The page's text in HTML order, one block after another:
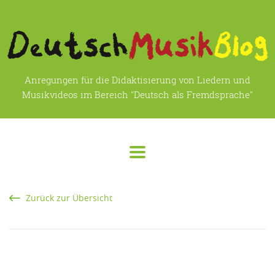
Anregungen für die Didaktisierung von Liedern und
Musikvideos im Bereich "Deutsch als Fremdsprache"
Zurück zur Übersicht